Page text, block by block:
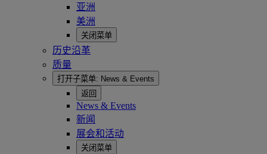
亚洲
美洲
关闭菜单
历史沿革
质量
打开子菜单: News & Events
返回
News & Events
新闻
展会和活动
关闭菜单